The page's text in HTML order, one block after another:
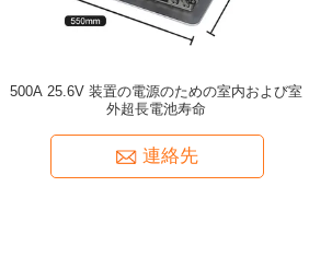
500A 25.6V 装置の電源のための室内および室
外超長電池寿命
連絡先